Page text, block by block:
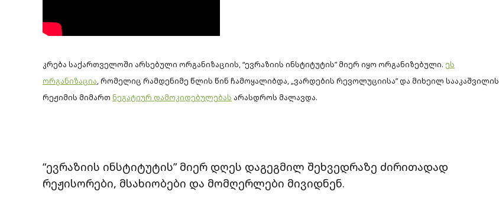
კრება საქართველოში არსებული ორგანიზაციის, “ევრაზიის ინსტიტუტის” მიერ იყო ორგანიზებული. ეს
ორგანიზაცია, რომელიც რამდენიმე წლის წინ ჩამოყალიბდა, „ვარდების რევოლუციისა” და მიხეილ სააკაშვილის
რეჟიმის მიმართ ნეგატიურ დამოკიდებულებას არასდროს მალავდა.
“ევრაზიის ინსტიტუტის” მიერ დღეს დაგეგმილ შეხვედრაზე ძირითადად
რეჟისორები, მსახიობები და მომღერლები მივიდნენ.